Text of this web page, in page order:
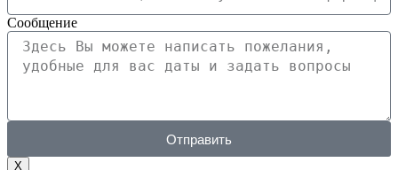
Сообщение
Отправить
X